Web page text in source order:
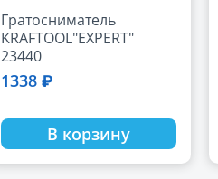
Гратосниматель
KRAFTOOL"EXPERT"
23440
1338 ₽
В корзину